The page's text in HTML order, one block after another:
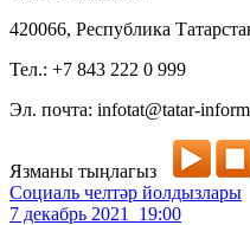
420066, Республика
Тел.: +7 843 222 0 999
Эл. почта: infotat@tatar-
Язманы тыңлагыз
Социаль челтәр йолдызлары
7 декабрь 2021 19:00